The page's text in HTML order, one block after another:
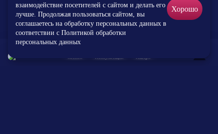
Контакты
Статьи
Данный сайт носит исключительно информационный характер и
×
взаимодействие посетителей с сайтом и делать его
лучше. Продолжая пользоваться сайтом, вы
соглашаетесь на обработку персональных данных в
соответствии c Политикой обработки
персональных данных
Хорошо